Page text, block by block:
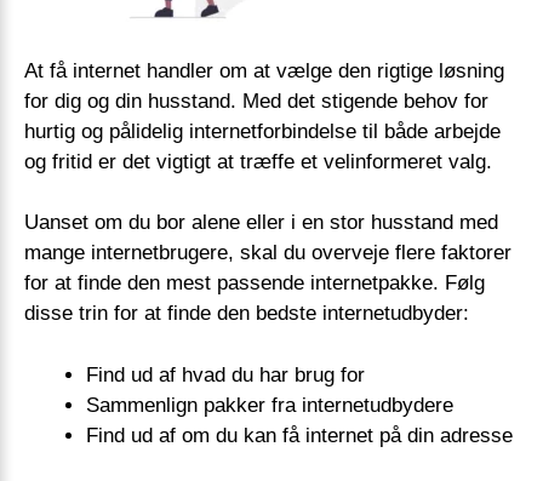
At få internet handler om at vælge den rigtige løsning
for dig og din husstand. Med det stigende behov for
hurtig og pålidelig internetforbindelse til både arbejde
og fritid er det vigtigt at træffe et velinformeret valg.
Uanset om du bor alene eller i en stor husstand med
mange internetbrugere, skal du overveje flere faktorer
for at finde den mest passende internetpakke. Følg
disse trin for at finde den bedste internetudbyder:
Find ud af hvad du har brug for
Sammenlign pakker fra internetudbydere
Find ud af om du kan få internet på din adresse